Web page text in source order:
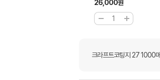
26,000원
크라프트코팅지 27 1000매